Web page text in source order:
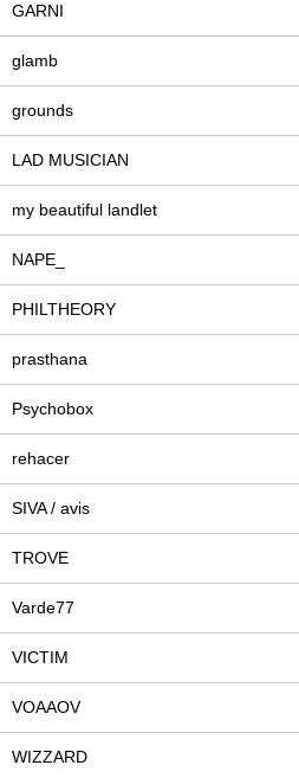
GARNI
glamb
grounds
LAD MUSICIAN
my beautiful landlet
NAPE_
PHILTHEORY
prasthana
Psychobox
rehacer
SIVA / avis
TROVE
Varde77
VICTIM
VOAAOV
WIZZARD